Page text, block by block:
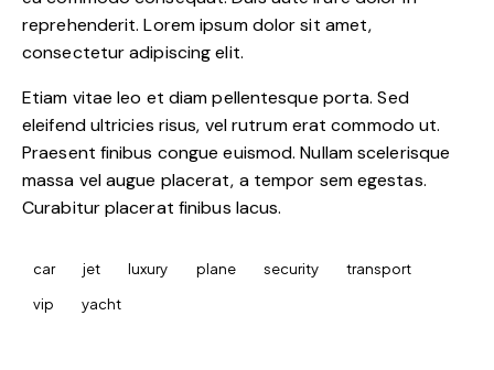
reprehenderit. Lorem ipsum dolor sit amet,
consectetur adipiscing elit.
Etiam vitae leo et diam pellentesque porta. Sed
eleifend ultricies risus, vel rutrum erat commodo ut.
Praesent finibus congue euismod. Nullam scelerisque
massa vel augue placerat, a tempor sem egestas.
Curabitur placerat finibus lacus.
car jet luxury plane security
transport
vip
yacht